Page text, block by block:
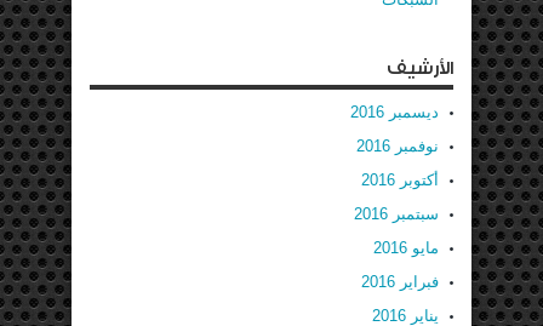
الأرشيف
ديسمبر 2016
نوفمبر 2016
أكتوبر 2016
سبتمبر 2016
مايو 2016
فبراير 2016
يناير 2016